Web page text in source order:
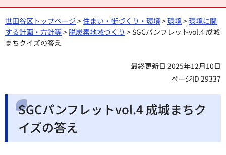
世田谷区トップページ >住まい・街づくり・環境>環境>環境に関
する計画・方針等>脱炭素地域づくり > SGCパンフレットvol.4 成城
まちクイズの答え
最終更新日 2025年12月10日
ページID 29337
SGCパンフレットvol.4 成城まちク
イズの答え